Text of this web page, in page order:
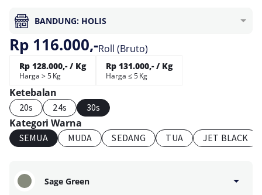
BANDUNG: HOLIS
Rp 116.000,-Roll (Bruto)
Rp 128.000,- / Kg
Harga > 5 Kg
Rp 131.000,- / Kg
Harga ≤ 5 Kg
Ketebalan
20s 24s 30s
Kategori Warna
SEMUA MUDA SEDANG TUA JET BLACK
Sage Green